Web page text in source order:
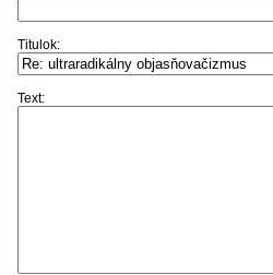
Titulok:
Text: